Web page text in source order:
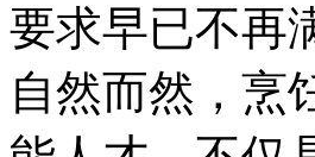
要求早已不再
自然而然，烹